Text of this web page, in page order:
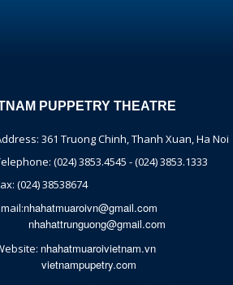
PUPPETRY THEATRE
361 Truong Chinh, Thanh Xuan, Ha Noi
(024) 3853.4545 - (024) 3853.1333
(024) 38538674
nhahatmuaroivn@gmail.com
nhahattrunguong@gmail.com
nhahatmuaroivietnam.vn
vietnampupetry.com